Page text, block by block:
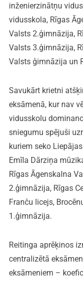
inženierzinātņu
vidusskola, Rīgas
Valsts 2.ģimnāzija,
Valsts 3.ģimnāzija,
Valsts ģimnāzija un
Savukārt krietni
eksāmenā, kur nav
vidusskolu
sniegumu spējuši
kuriem seko
Emīla Dārziņa
Rīgas Āgenskalna
2.ģimnāzija, Rīgas
Franču licejs,
1.ģimnāzija.
Reitinga aprēķinos
centralizētā
eksāmeniem –